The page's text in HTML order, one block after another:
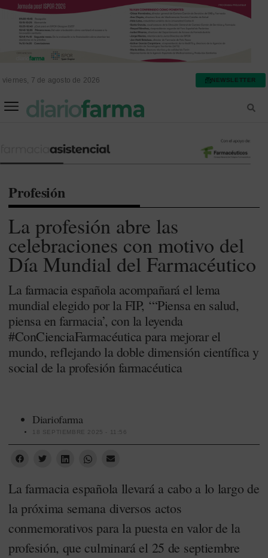
viernes, 7 de agosto de 2026 NEWSLETTER
Profesión
La profesión abre las
celebraciones con motivo del
Día Mundial del Farmacéutico
La farmacia española acompañará el lema
mundial elegido por la FIP, ‘“Piensa en salud,
piensa en farmacia’, con la leyenda
#ConCienciaFarmacéutica para mejorar el
mundo, reflejando la doble dimensión científica y
social de la profesión farmacéutica
Diariofarma
18 SEPTIEMBRE 2025 - 11:56
La farmacia española llevará a cabo a lo largo de
la próxima semana diversos actos
conmemorativos para la puesta en valor de la
profesión, que culminará el 25 de septiembre